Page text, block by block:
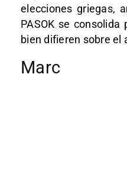
elecciones griegas,
PASOK se
bien difieren sobre el
Marc